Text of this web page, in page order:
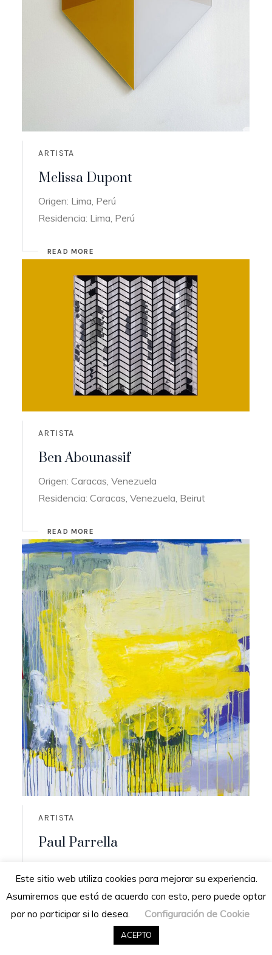
ARTISTA
Melissa Dupont
Origen: Lima, Perú
Residencia: Lima, Perú
READ MORE
ARTISTA
Ben Abounassif
Origen: Caracas, Venezuela
Residencia: Caracas, Venezuela, Beirut
READ MORE
ARTISTA
Paul Parrella
Residencia: San Diego de los altos,
Venezuela
Este sitio web utiliza cookies para mejorar su experiencia.
Asumiremos que está de acuerdo con esto, pero puede optar
por no participar si lo desea.
Configuración de Cookie
ACEPTO